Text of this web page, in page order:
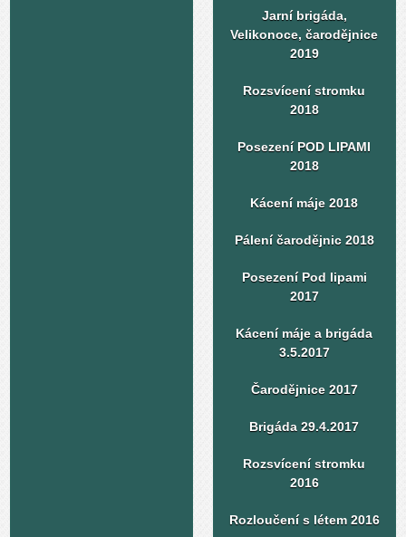
Jarní brigáda,
Velikonoce, čarodějnice
2019
Rozsvícení stromku
2018
Posezení POD LIPAMI
2018
Kácení máje 2018
Pálení čarodějnic 2018
Posezení Pod lipami
2017
Kácení máje a brigáda
3.5.2017
Čarodějnice 2017
Brigáda 29.4.2017
Rozsvícení stromku
2016
Rozloučení s létem 2016